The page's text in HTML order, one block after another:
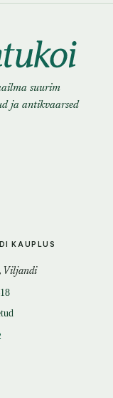
suurim
ja antikvaarsed
KAUPLUS
Viljandi